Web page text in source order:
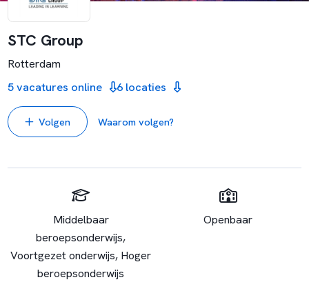
STC Group
Rotterdam
5 vacatures online
6 locaties
Volgen Waarom volgen?
Middelbaar
beroepsonderwijs,
Voortgezet onderwijs, Hoger
beroepsonderwijs
Openbaar